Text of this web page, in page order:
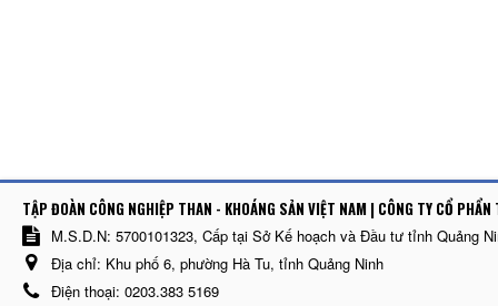
TẬP ĐOÀN CÔNG NGHIỆP THAN - KHOÁNG SẢN VIỆT NAM | CÔNG TY CỔ
M.S.D.N: 5700101323, Cấp tại Sở Kế hoạch và Đầu tư tỉnh Quảng
Địa chỉ: Khu phố 6, phường Hà Tu, tỉnh Quảng Ninh
Điện thoại: 0203.383 5169